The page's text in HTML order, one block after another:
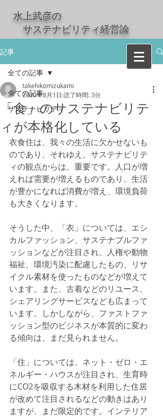
水上武彦の
​ サステナビリティ経営論
記事
全ての記事
サステナビリティ
全ての記事
「食」のサステナビリテ
ィが本格化している
takehikomizukami
2020年8月1日 読了時間: 3分
衣食住は、我々の生活に欠かせないも
のであり、それゆえ、サステナビリテ
ィの観点からは、重要です。人口が増
えれば需要が増えるものであり、生活
が豊かになれば消費が増え、環境負荷
も大きくなります。
そうした中、「衣」については、エシ
カルファッション、サステナブルファ
ッションなどが注目され、人権や動物
福祉、環境汚染に配慮したもの、リサ
イクル素材を使ったものなどが増えて
います。また、古着などのリユース、
シェアリングサービスなども広まって
います。しかしながら、ファストファ
ッション型のビジネスが本質的に変わ
る傾向は、まだ見られません。
「住」については、ネット・ゼロ・エ
ネルギー・ハウスが注目され、生育時
にCO2を吸収する木材を利用した住居
が改めて注目されるなどの動きはあり
ますが、まだ限定的です。インテリア